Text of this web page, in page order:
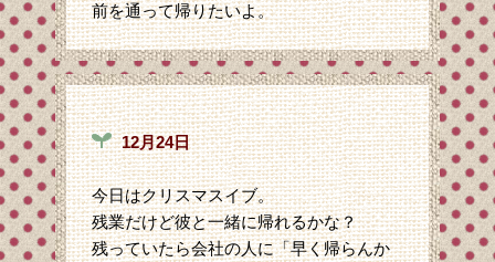
前を通って帰りたいよ。
12月24日
今日はクリスマスイブ。
残業だけど彼と一緒に帰れるかな？
残っていたら会社の人に「早く帰らんか